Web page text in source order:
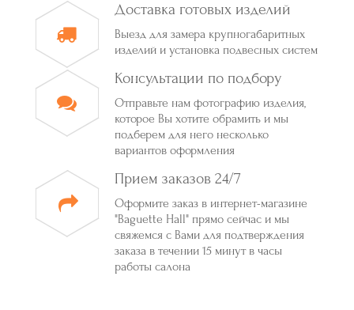
Доставка готовых изделий
Выезд для замера крупногабаритных
изделий и установка подвесных систем
Консультации по подбору
Отправьте нам фотографию изделия,
которое Вы хотите обрамить и мы
подберем для него несколько
вариантов оформления
Прием заказов 24/7
Оформите заказ в интернет-магазине
"Baguette Hall" прямо сейчас и мы
свяжемся с Вами для подтверждения
заказа в течении 15 минут в часы
работы салона